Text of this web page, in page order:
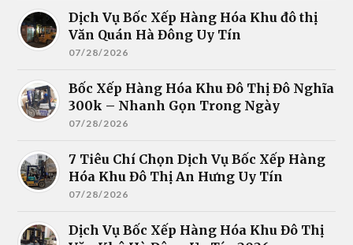
Dịch Vụ Bốc Xếp Hàng Hóa Khu đô thị
Văn Quán Hà Đông Uy Tín
07/28/2026
Bốc Xếp Hàng Hóa Khu Đô Thị Đô Nghĩa
300k – Nhanh Gọn Trong Ngày
07/28/2026
7 Tiêu Chí Chọn Dịch Vụ Bốc Xếp Hàng
Hóa Khu Đô Thị An Hưng Uy Tín
07/28/2026
Dịch Vụ Bốc Xếp Hàng Hóa Khu Đô Thị